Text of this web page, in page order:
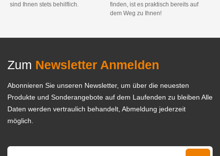
sind Ihnen stets behilflich.
finden, ist es praktisch bereits auf
dem Weg zu Ihnen!
Zum Newsletter Anmelden
Abonnieren Sie unseren Newsletter, um über die neuesten
Produkte und Sonderangebote auf dem Laufenden zu bleiben Alle
Daten werden vertraulich behandelt, Abmeldung jederzeit
möglich.